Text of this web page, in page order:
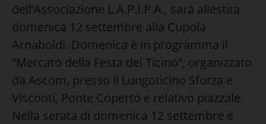
dell’Associazione L.A.P.I.P.A., sarà allestita
domenica 12 settembre alla Cupola
Arnaboldi. Domenica è in programma il
“Mercato della Festa del Ticino”, organizzato
da Ascom, presso il Lungoticino Sforza e
Visconti, Ponte Coperto e relativo piazzale.
Nella serata di domenica 12 settembre è